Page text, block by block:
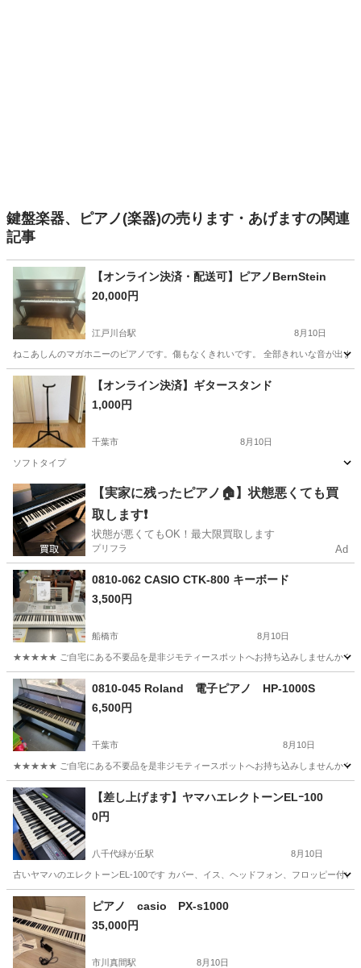
鍵盤楽器、ピアノ(楽器)の売ります・あげますの関連
記事
【オンライン決済・配送可】ピアノBernStein
20,000円
江戸川台駅 8月10日
ねこあしんのマガホニーのピアノです。傷もなくきれいです。 全部きれいな音が出
千葉 流山市 江戸川台駅 楽器
【オンライン決済】ギタースタンド
1,000円
千葉市 8月10日
ソフトタイプ
千葉 千葉市 弦楽器、ギター スタンド
【実家に残ったピアノ🏠】状態悪くても買
取します❗️
状態が悪くてもOK！最大限買取します
プリフラ Ad
0810-062 CASIO CTK-800 キーボード
3,500円
船橋市 8月10日
★★★★★ ご自宅にある不要品を是非ジモティースポットへお持ち込みしませんか？
千葉 船橋市 CTK
0810-045 Roland 電子ピアノ HP-1000S
6,500円
千葉市 8月10日
★★★★★ ご自宅にある不要品を是非ジモティースポットへお持ち込みしませんか？
千葉 千葉市 鍵盤楽器、ピアノ
【差し上げます】ヤマハエレクトーンELｰ100
0円
八千代緑が丘駅 8月10日
古いヤマハのエレクトーンEL-100です カバー、イス、ヘッドフォン、フロッピー付
千葉 八千代市 八千代緑が丘駅
エレクトーン
ピアノ casio PX-s1000
35,000円
市川真間駅 8月10日